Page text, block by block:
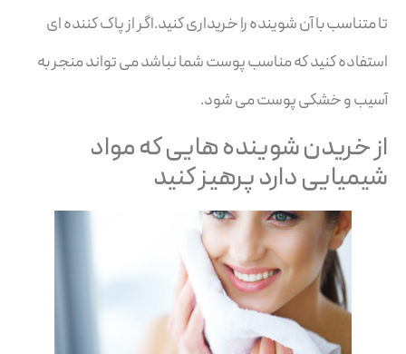
تا متناسب با آن شوینده را خریداری کنید.اگر از پاک کننده ای
استفاده کنید که مناسب پوست شما نباشد می تواند منجر به
آسیب و خشکی پوست می شود.
از خریدن شوینده هایی که مواد
شیمیایی دارد پرهیز کنید